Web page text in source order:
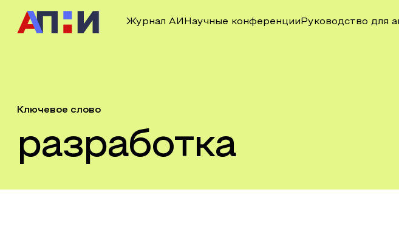
Журнал АИ Научные конференции Руководство для
Ключевое слово
разработка